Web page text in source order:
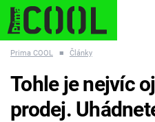
ESCAPE PLNEJ KOTEL
Prima COOL ■ Články
Tohle je nejvíc
prodej.